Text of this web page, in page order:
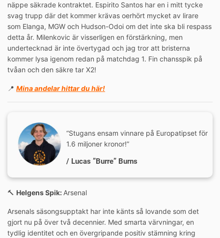
näppe säkrade kontraktet. Espirito Santos har en i mitt tycke
svag trupp där det kommer krävas oerhört mycket av lirare
som Elanga, MGW och Hudson-Odoi om det inte ska bli respass
detta år. Milenkovic är visserligen en förstärkning, men
undertecknad är inte övertygad och jag tror att bristerna
kommer lysa igenom redan på matchdag 1. Fin chansspik på
tvåan och den säkre tar X2!
📍 Mina andelar hittar du här!
“Stugans ensam vinnare på Europatipset för
1.6 miljoner kronor!”
/ Lucas ”Burre” Burns
🔨 Helgens Spik: Arsenal
Arsenals säsongsupptakt har inte känts så lovande som det
gjort nu på över två decennier. Med smarta värvningar, en
tydlig identitet och en övergripande positiv stämning kring